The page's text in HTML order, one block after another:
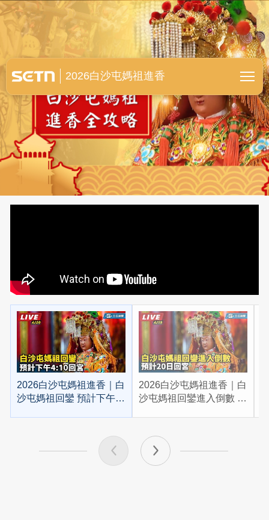
白沙屯媽祖進香全紀錄
2026白沙屯媽祖進香
2026白沙屯媽祖進香｜白
沙屯媽祖回鑾 預計下午
2026白沙屯媽祖進香｜白
沙屯媽祖回鑾進入倒數 預